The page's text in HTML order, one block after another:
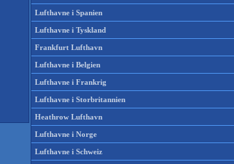
Lufthavne i Spanien
Lufthavne i Tyskland
Frankfurt Lufthavn
Lufthavne i Belgien
Lufthavne i Frankrig
Lufthavne i Storbritannien
Heathrow Lufthavn
Lufthavne i Norge
Lufthavne i Schweiz